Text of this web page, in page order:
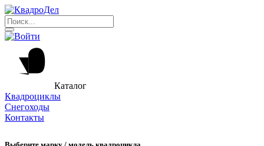
Каталог
Квадроциклы
Снегоходы
Контакты